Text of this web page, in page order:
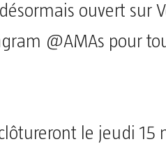
ouvert sur
@AMAs pour
le jeudi